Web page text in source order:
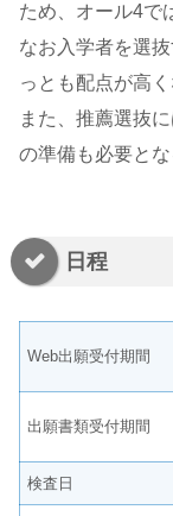
ため、オール4で
なお入学者を選
っとも配点が高く
また、推薦選抜
の準備も必要とな
日程
Web出願受付期間
出願書類受付期間
検査日